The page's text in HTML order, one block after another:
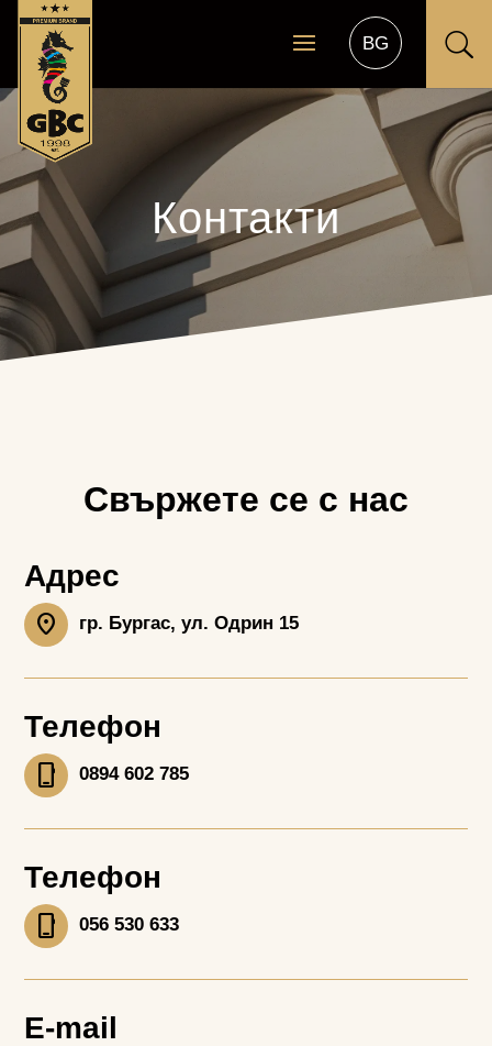
U
Контакти
Свържете се с нас
Адрес
location_on гр. Бургас, ул. Одрин 15
Телефон
phone_iphone 0894 602 785
Телефон
phone_iphone 056 530 633
E-mail